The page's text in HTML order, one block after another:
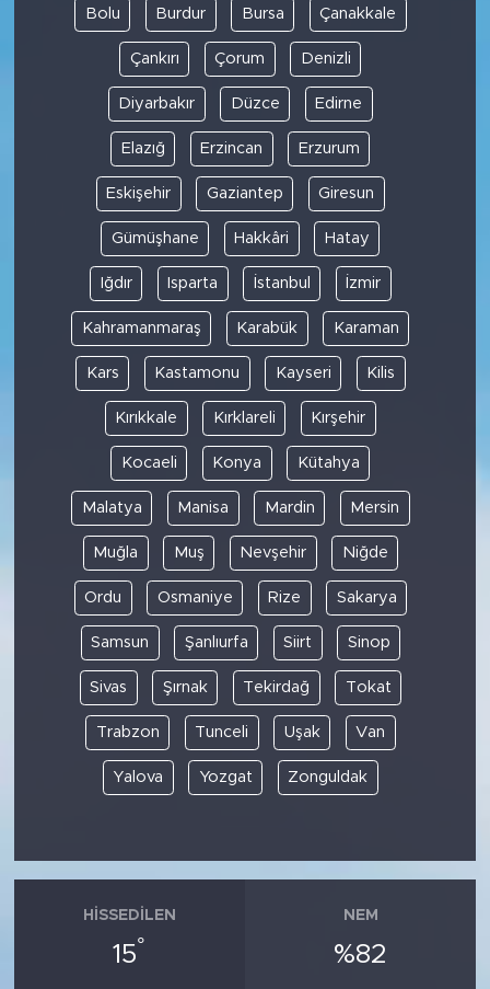
Bolu Burdur Bursa Çanakkale
Çankırı Çorum Denizli
Diyarbakır Düzce Edirne
Elazığ Erzincan Erzurum
Eskişehir Gaziantep Giresun
Gümüşhane Hakkâri Hatay
Iğdır Isparta İstanbul İzmir
Kahramanmaraş Karabük Karaman
Kars Kastamonu Kayseri Kilis
Kırıkkale Kırklareli Kırşehir
Kocaeli Konya Kütahya
Malatya Manisa Mardin Mersin
Muğla Muş Nevşehir Niğde
Ordu Osmaniye Rize Sakarya
Samsun Şanlıurfa Siirt Sinop
Sivas Şırnak Tekirdağ Tokat
Trabzon Tunceli Uşak Van
Yalova Yozgat Zonguldak
HISSEDILEN
15°
NEM
%82